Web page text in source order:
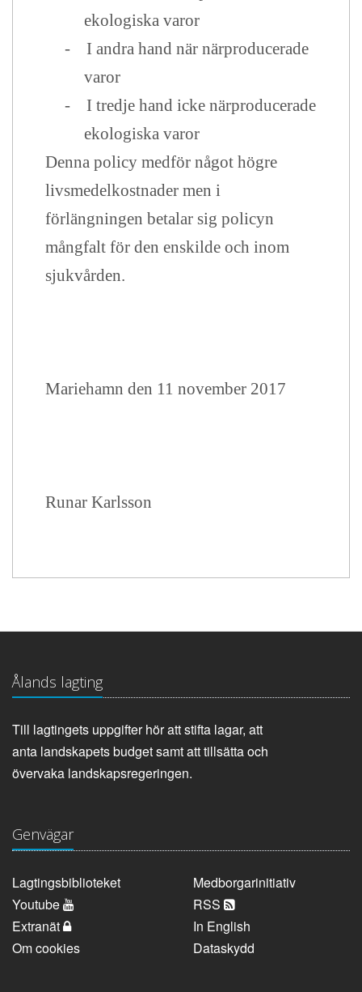
ekologiska varor
-
I andra hand när närproducerade
varor
-
I tredje hand icke närproducerade
ekologiska varor
Denna policy medför något högre
livsmedelkostnader men i
förlängningen betalar sig policyn
mångfalt för den enskilde och inom
sjukvården.
Mariehamn den 11 november 2017
Runar Karlsson
Ålands lagting
Till lagtingets uppgifter hör att stifta lagar, att
anta landskapets budget samt att tillsätta och
övervaka landskapsregeringen.
Genvägar
Lagtingsbiblioteket
Medborgarinitiativ
Youtube
RSS
Extranät
In English
Om cookies
Dataskydd